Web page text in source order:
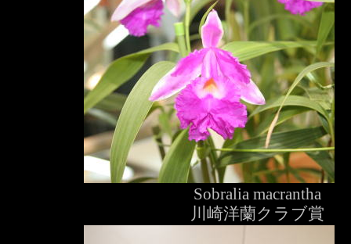
Sobralia macrantha
川崎洋蘭クラブ賞